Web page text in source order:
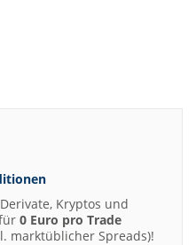
Kryptos und
0 Euro pro Trade
marktüblicher Spreads)!